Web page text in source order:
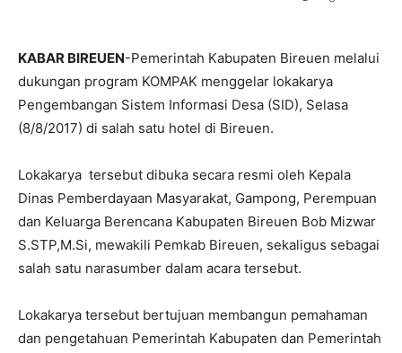
KABAR BIREUEN-Pemerintah Kabupaten Bireuen melalui
dukungan program KOMPAK menggelar lokakarya
Pengembangan Sistem Informasi Desa (SID), Selasa
(8/8/2017) di salah satu hotel di Bireuen.
Lokakarya tersebut dibuka secara resmi oleh Kepala
Dinas Pemberdayaan Masyarakat, Gampong, Perempuan
dan Keluarga Berencana Kabupaten Bireuen Bob Mizwar
S.STP,M.Si, mewakili Pemkab Bireuen, sekaligus sebagai
salah satu narasumber dalam acara tersebut.
Lokakarya tersebut bertujuan membangun pemahaman
dan pengetahuan Pemerintah Kabupaten dan Pemerintah